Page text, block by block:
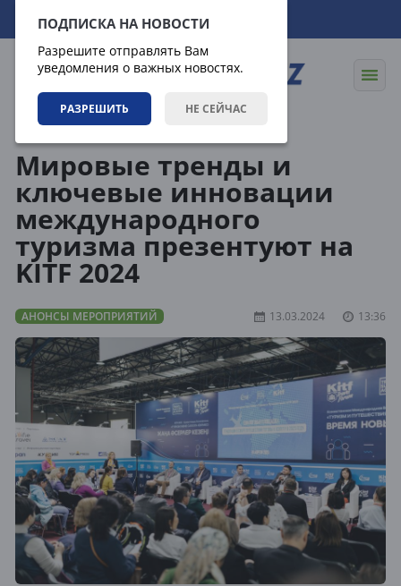
ПОДПИСКА НА НОВОСТИ
Разрешите отправлять Вам
уведомления о важных новостях.
РАЗРЕШИТЬ НЕ СЕЙЧАС
09.08.2026 18:19:34
Мировые тренды и
ключевые инновации
международного
туризма презентуют на
KITF 2024
АНОНСЫ МЕРОПРИЯТИЙ 13.03.2024 13:36